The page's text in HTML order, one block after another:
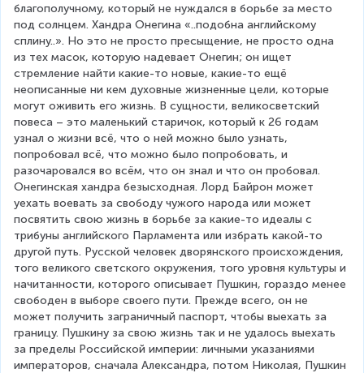
благополучному, который не нуждался в борьбе за место
под солнцем. Хандра Онегина «..подобна английскому
сплину..». Но это не просто пресыщение, не просто одна
из тех масок, которую надевает Онегин; он ищет
стремление найти какие-то новые, какие-то ещё
неописанные ни кем духовные жизненные цели, которые
могут оживить его жизнь. В сущности, великосветский
повеса – это маленький старичок, который к 26 годам
узнал о жизни всё, что о ней можно было узнать,
попробовал всё, что можно было попробовать, и
разочаровался во всём, что он знал и что он пробовал.
Онегинская хандра безысходная. Лорд Байрон может
уехать воевать за свободу чужого народа или может
посвятить свою жизнь в борьбе за какие-то идеалы с
трибуны английского Парламента или избрать какой-то
другой путь. Русской человек дворянского происхождения,
того великого светского окружения, того уровня культуры и
начитанности, которого описывает Пушкин, гораздо менее
свободен в выборе своего пути. Прежде всего, он не
может получить заграничный паспорт, чтобы выехать за
границу. Пушкину за свою жизнь так и не удалось выехать
за пределы Российской империи: личными указаниями
императоров, сначала Александра, потом Николая, Пушкин